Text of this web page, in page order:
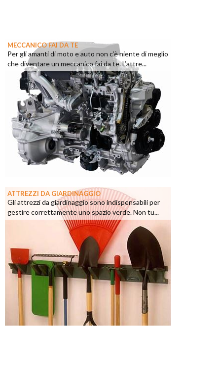
MECCANICO FAI DA TE
Per gli amanti di moto e auto non c’è niente di meglio
che diventare un meccanico fai da te. L’attre...
ATTREZZI DA GIARDINAGGIO
Gli attrezzi da giardinaggio sono indispensabili per
gestire correttamente uno spazio verde. Non tu...